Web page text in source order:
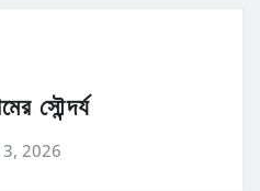
সৌন্দর্য
2026